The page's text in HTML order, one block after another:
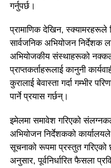
गर्नुपर्छ।
प्रामाणिक देखिन, स्क्यामरहरूले
सार्वजनिक अभियोजन निर्देशक
अभियोजकीय संस्थाहरूको
प्राप्तकर्ताहरूलाई कानुनी
कुरालाई बेवास्ता गर्दा गम्भीर
पार्ने प्रयास गर्छन्।
इमेलमा समावेश गरिएको
अभियोजन निर्देशकको
सूचनाको रूपमा प्रस्तुत
अनुसार, पूर्वनिर्धारित फैसला